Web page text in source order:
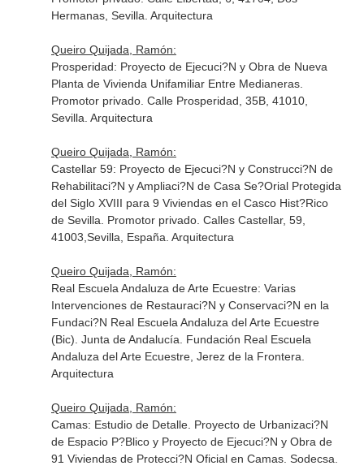
Hermanas, Sevilla. Arquitectura
Queiro Quijada, Ramón:
Prosperidad: Proyecto de Ejecuci?N y Obra de Nueva
Planta de Vivienda Unifamiliar Entre Medianeras.
Promotor privado. Calle Prosperidad, 35B, 41010,
Sevilla. Arquitectura
Queiro Quijada, Ramón:
Castellar 59: Proyecto de Ejecuci?N y Construcci?N de
Rehabilitaci?N y Ampliaci?N de Casa Se?Orial Protegida
del Siglo XVIII para 9 Viviendas en el Casco Hist?Rico
de Sevilla. Promotor privado. Calles Castellar, 59,
41003,Sevilla, España. Arquitectura
Queiro Quijada, Ramón:
Real Escuela Andaluza de Arte Ecuestre: Varias
Intervenciones de Restauraci?N y Conservaci?N en la
Fundaci?N Real Escuela Andaluza del Arte Ecuestre
(Bic). Junta de Andalucía. Fundación Real Escuela
Andaluza del Arte Ecuestre, Jerez de la Frontera.
Arquitectura
Queiro Quijada, Ramón:
Camas: Estudio de Detalle. Proyecto de Urbanizaci?N
de Espacio P?Blico y Proyecto de Ejecuci?N y Obra de
91 Viviendas de Protecci?N Oficial en Camas. Sodecsa.